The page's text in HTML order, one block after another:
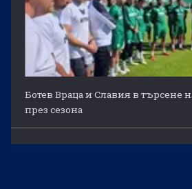
Ботев Враца и Славия в търсене
през сезона